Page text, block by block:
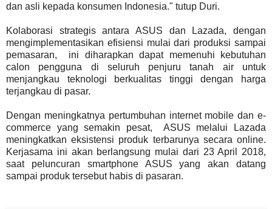
dan asli kepada konsumen Indonesia." tutup Duri.
Kolaborasi strategis antara ASUS dan Lazada, dengan
mengimplementasikan efisiensi mulai dari produksi sampai
pemasaran, ini diharapkan dapat memenuhi kebutuhan
calon pengguna di seluruh penjuru tanah air untuk
menjangkau teknologi berkualitas tinggi dengan harga
terjangkau di pasar.
Dengan meningkatnya pertumbuhan internet mobile dan e-
commerce yang semakin pesat, ASUS melalui Lazada
meningkatkan eksistensi produk terbarunya secara online.
Kerjasama ini akan berlangsung mulai dari 23 April 2018,
saat peluncuran smartphone ASUS yang akan datang
sampai produk tersebut habis di pasaran.